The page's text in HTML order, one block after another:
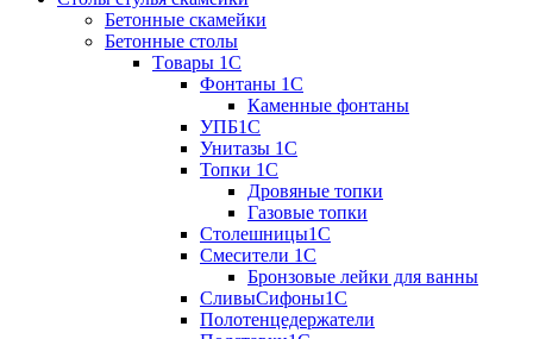
Бетонные скамейки
Бетонные столы
Tовары 1C
Фонтаны 1C
Каменные фонтаны
УПБ1С
Унитазы 1С
Топки 1С
Дровяные топки
Газовые топки
Столешницы1С
Смесители 1С
Бронзовые лейки для ванны
СливыСифоны1С
Полотенцедержатели